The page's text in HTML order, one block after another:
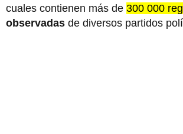
cuales contienen más de 300 000
observadas de diversos partidos